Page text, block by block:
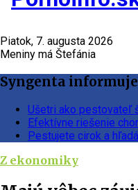
Piatok, 7. augusta 2026
Meniny má Štefánia
Syngenta informuje
Ušetri ako pestovateľ
Efektívne riešenie
Pestujete cirok a
Z ekonomiky